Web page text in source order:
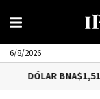
6/8/2026
$1,515.00